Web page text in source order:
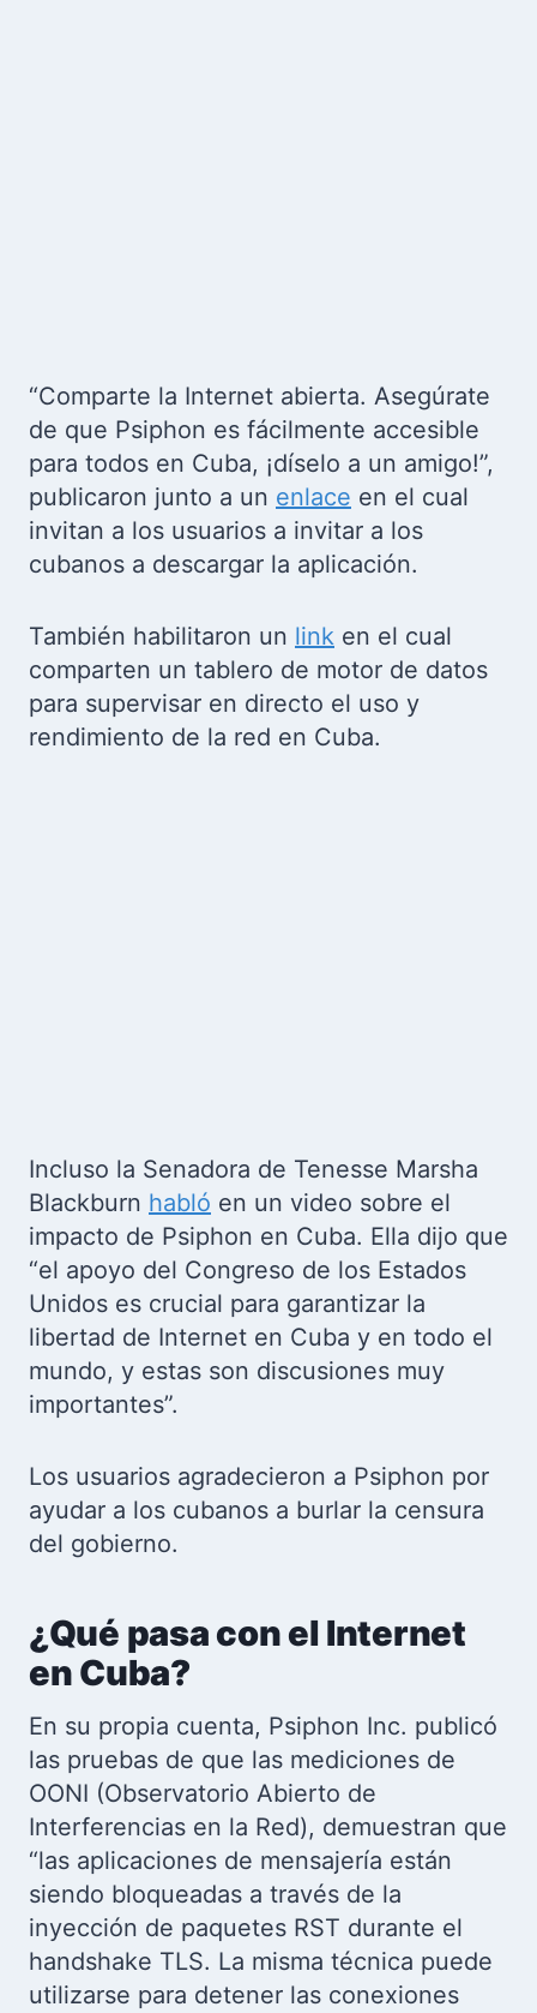
“Comparte la Internet abierta. Asegúrate
de que Psiphon es fácilmente accesible
para todos en Cuba, ¡díselo a un amigo!”,
publicaron junto a un enlace en el cual
invitan a los usuarios a invitar a los
cubanos a descargar la aplicación.
También habilitaron un link en el cual
comparten un tablero de motor de datos
para supervisar en directo el uso y
rendimiento de la red en Cuba.
Incluso la Senadora de Tenesse Marsha
Blackburn habló en un video sobre el
impacto de Psiphon en Cuba. Ella dijo que
“el apoyo del Congreso de los Estados
Unidos es crucial para garantizar la
libertad de Internet en Cuba y en todo el
mundo, y estas son discusiones muy
importantes”.
Los usuarios agradecieron a Psiphon por
ayudar a los cubanos a burlar la censura
del gobierno.
¿Qué pasa con el Internet
en Cuba?
En su propia cuenta, Psiphon Inc. publicó
las pruebas de que las mediciones de
OONI (Observatorio Abierto de
Interferencias en la Red), demuestran que
“las aplicaciones de mensajería están
siendo bloqueadas a través de la
inyección de paquetes RST durante el
handshake TLS. La misma técnica puede
utilizarse para detener las conexiones